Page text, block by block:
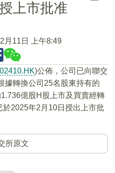
上市批准
月11日 上午8:49
02410.HK)公佈，公司已向聯交
據轉換公司25名股東持有的
億股H股上市及買賣經轉
2025年2月10日授出上市批
所原文